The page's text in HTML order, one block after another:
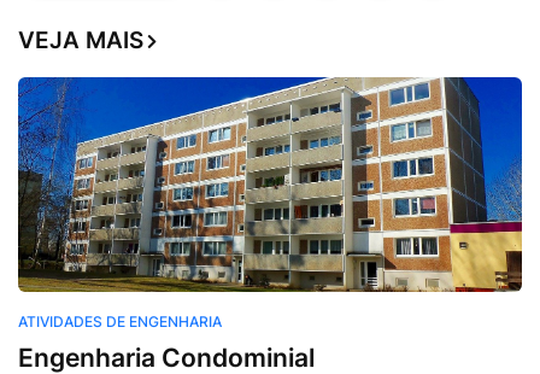
VEJA MAIS
ATIVIDADES DE ENGENHARIA
Engenharia Condominial